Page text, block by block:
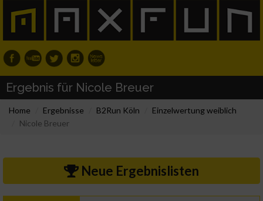
Ergebnis für Nicole Breuer
Home Ergebnisse B2Run Köln
Einzelwertung weiblich
Nicole Breuer
Neue Ergebnislisten